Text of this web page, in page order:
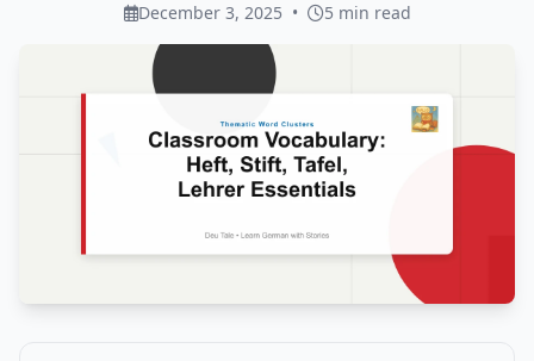
December 3, 2025 • 5 min read